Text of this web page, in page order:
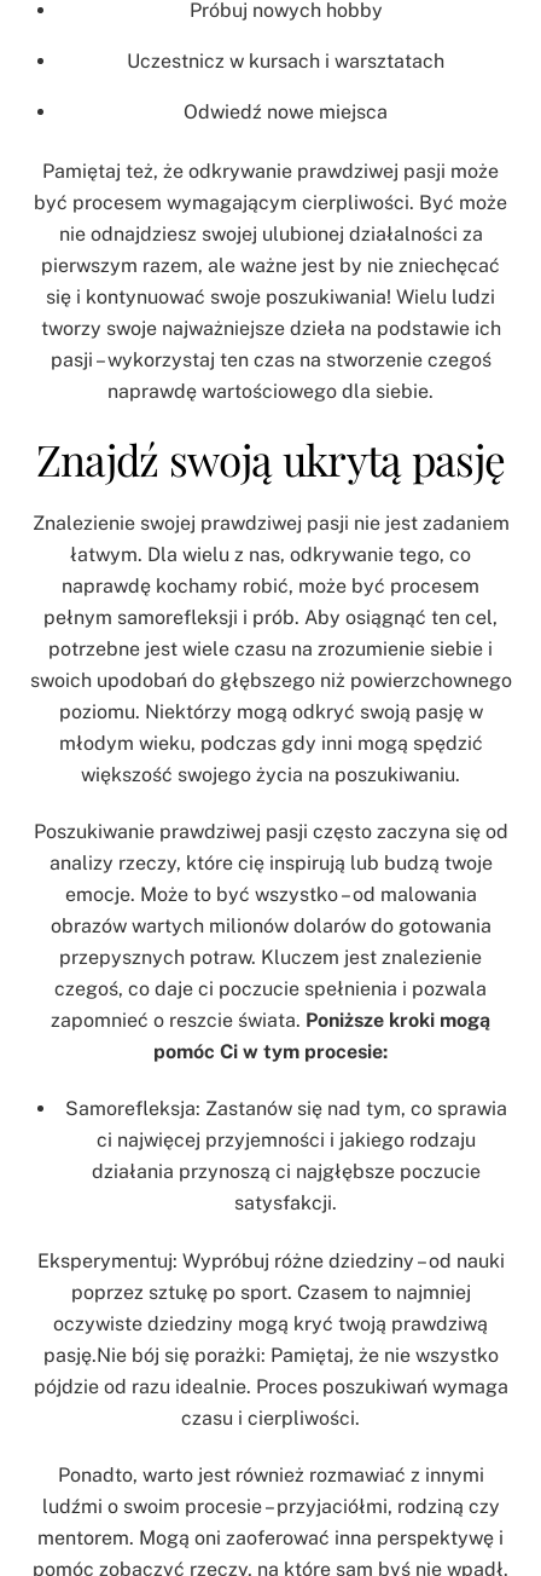
Próbuj nowych hobby
Uczestnicz w kursach i warsztatach
Odwiedź nowe miejsca
Pamiętaj też, że odkrywanie prawdziwej pasji może
być procesem wymagającym cierpliwości. Być może
nie odnajdziesz swojej ulubionej działalności za
pierwszym razem, ale ważne jest by nie zniechęcać
się i kontynuować swoje poszukiwania! Wielu ludzi
tworzy swoje najważniejsze dzieła na podstawie ich
pasji – wykorzystaj ten czas na stworzenie czegoś
naprawdę wartościowego dla siebie.
Znajdź swoją ukrytą pasję
Znalezienie swojej prawdziwej pasji nie jest zadaniem
łatwym. Dla wielu z nas, odkrywanie tego, co
naprawdę kochamy robić, może być procesem
pełnym samorefleksji i prób. Aby osiągnąć ten cel,
potrzebne jest wiele czasu na zrozumienie siebie i
swoich upodobań do głębszego niż powierzchownego
poziomu. Niektórzy mogą odkryć swoją pasję w
młodym wieku, podczas gdy inni mogą spędzić
większość swojego życia na poszukiwaniu.
Poszukiwanie prawdziwej pasji często zaczyna się od
analizy rzeczy, które cię inspirują lub budzą twoje
emocje. Może to być wszystko – od malowania
obrazów wartych milionów dolarów do gotowania
przepysznych potraw. Kluczem jest znalezienie
czegoś, co daje ci poczucie spełnienia i pozwala
zapomnieć o reszcie świata. Poniższe kroki mogą
pomóc Ci w tym procesie:
Samorefleksja: Zastanów się nad tym, co sprawia
ci najwięcej przyjemności i jakiego rodzaju
działania przynoszą ci najgłębsze poczucie
satysfakcji.
Eksperymentuj: Wypróbuj różne dziedziny – od nauki
poprzez sztukę po sport. Czasem to najmniej
oczywiste dziedziny mogą kryć twoją prawdziwą
pasję.Nie bój się porażki: Pamiętaj, że nie wszystko
pójdzie od razu idealnie. Proces poszukiwań wymaga
czasu i cierpliwości.
Ponadto, warto jest również rozmawiać z innymi
ludźmi o swoim procesie – przyjaciółmi, rodziną czy
mentorem. Mogą oni zaoferować inna perspektywę i
pomóc zobaczyć rzeczy, na które sam byś nie wpadł.